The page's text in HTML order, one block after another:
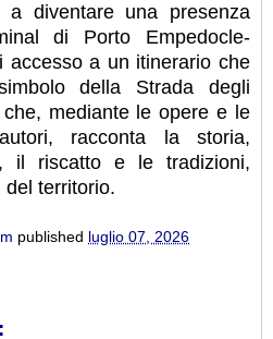
diventare una presenza
di Porto Empedocle-
accesso a un itinerario che
della Strada degli
mediante le opere e le
racconta la storia,
il riscatto e le tradizioni,
territorio.
published luglio 07, 2026